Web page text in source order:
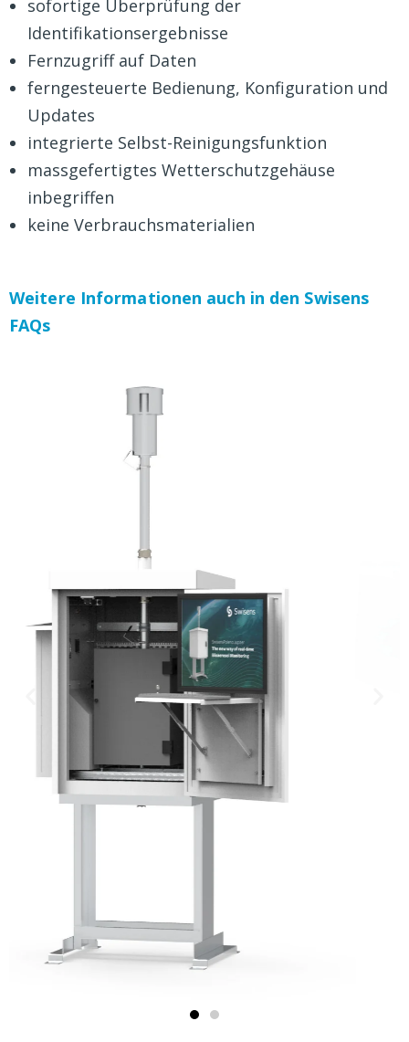
sofortige Überprüfung der
Identifikationsergebnisse
Fernzugriff auf Daten
ferngesteuerte Bedienung, Konfiguration und
Updates
integrierte Selbst-Reinigungsfunktion
massgefertigtes Wetterschutzgehäuse
inbegriffen
keine Verbrauchsmaterialien
Weitere Informationen auch in den Swisens
FAQs